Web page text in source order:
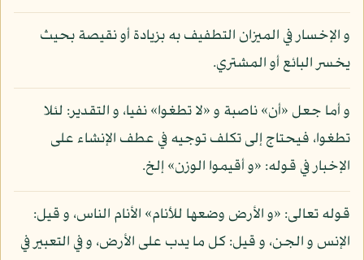
و الإخسار في الميزان التطفيف به بزيادة أو نقيصة بحيث
يخسر البائع أو المشتري.
و أما جعل «أن» ناصبة و «لا تطغوا» نفيا، و التقدير: لئلا
تطغوا، فيحتاج إلى تكلف توجيه في عطف الإنشاء على
الإخبار في قوله: «و أقيموا الوزن» إلخ.
قوله تعالى: «و الأرض وضعها للأنام» الأنام الناس، و قيل:
الإنس و الجن، و قيل: كل ما يدب على الأرض، و في التعبير في